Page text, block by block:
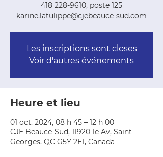
418 228-9610, poste 125
karine.latulippe@cjebeauce-sud.com
Les inscriptions sont closes
Voir d'autres événements
Heure et lieu
01 oct. 2024, 08 h 45 – 12 h 00
CJE Beauce-Sud, 11920 1e Av, Saint-
Georges, QC G5Y 2E1, Canada